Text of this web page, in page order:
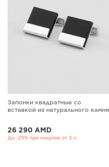
Запонки квадратные со
вставкой из натурального камня
26 290 AMD
До -25% при покупке от 3-х